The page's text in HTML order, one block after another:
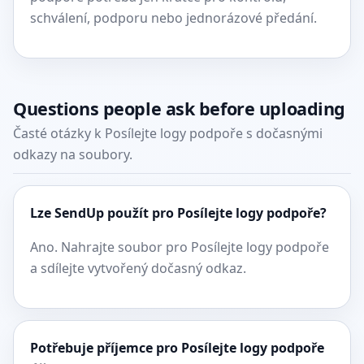
schválení, podporu nebo jednorázové předání.
Questions people ask before uploading
Časté otázky k Posílejte logy podpoře s dočasnými
odkazy na soubory.
Lze SendUp použít pro Posílejte logy podpoře?
Ano. Nahrajte soubor pro Posílejte logy podpoře
a sdílejte vytvořený dočasný odkaz.
Potřebuje příjemce pro Posílejte logy podpoře